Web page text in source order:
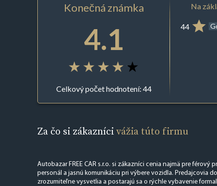
Konečná známka
4.1
Celkový počet hodnotení: 44
Na
44
Za čo si zákaznícivážia túto firmu
Autobazar FREE CAR s.r.o. si zákazníci cenia najmä pre férový
personál a jasnú komunikáciu pri výbere vozidla. Predajcovia
zrozumiteľne vysvetlia a postarajú sa o rýchle vybavenie